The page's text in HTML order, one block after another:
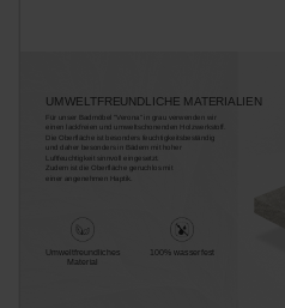
UMWELTFREUNDLICHE MATERIALIEN
Für unser Badmöbel "Verona" in grau verwenden wir
einen lackfreien und umweltschonenden Holzwerkstoff.
Die Oberfläche ist besonders feuchtigkeitsbeständig
und daher besonders in Bädern mit hoher
Luftfeuchtigkeit sinnvoll eingesetzt.
Zudem ist die Oberfläche geruchlos mit
einer angenehmen Haptik.
Umweltfreundliches
Material
100% wasserfest